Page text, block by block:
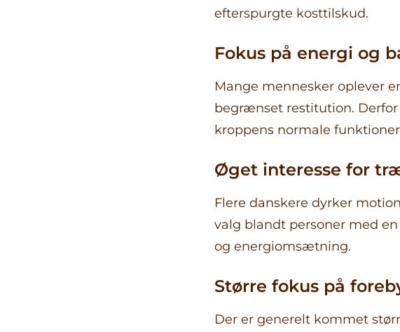
efterspurgte kosttilskud.
Fokus på energi og
Mange mennesker oplever
begrænset restitution.
kroppens normale
Øget interesse for
Flere danskere dyrker
valg blandt personer med
og energiomsætning.
Større fokus på
Der er generelt kommet